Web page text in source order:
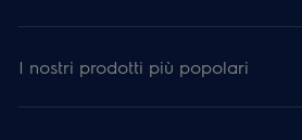
I nostri prodotti più popolari